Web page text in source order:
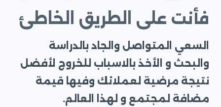
فأنت على الطريق الخاطئ
السعي المتواصل والجاد بالدراسة
والبحث و الأخذ بالاسباب للخروج لأفضل
نتيجة مرضية لعملائك وفيها قيمة
مضافة لمجتمع و لهذا العالم.